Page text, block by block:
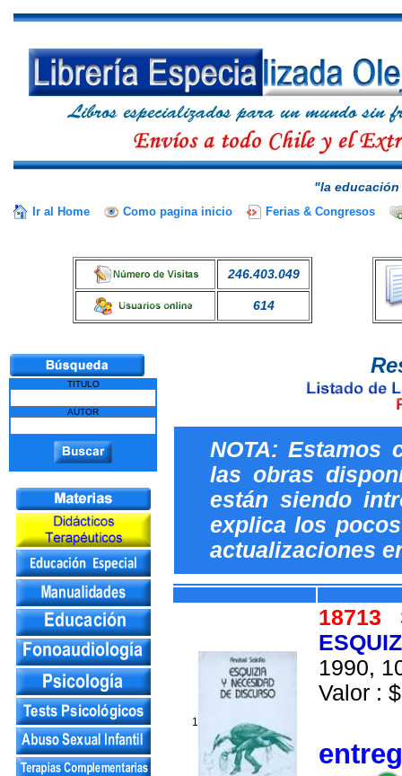
"la
Ir al Home Como pagina inicio Ferias & Congresos
246.403.049
614
TITULO
AUTOR
NOTA: Estamos
las obras
están siendo
explica los
actualizaciones
1
18713
1990,
Valor :